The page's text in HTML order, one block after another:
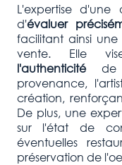
L'expertise
d'évaluer
facilitant ainsi
vente. Elle
l'authenticitéde
provenance,
création,
De plus, une
sur l'état de
éventuelles
préservation de